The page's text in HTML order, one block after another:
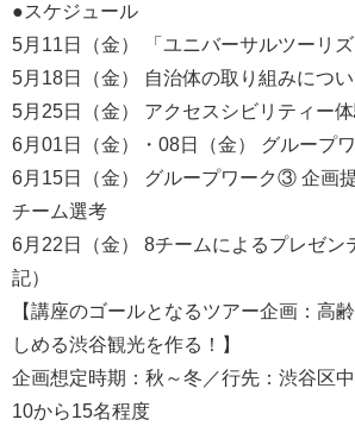
●スケジュール
5月11日（金） 「ユニバーサルツーリ
5月18日（金） 自治体の取り組みについ
5月25日（金） アクセスシビリティー
6月01日（金）・08日（金） グルー
6月15日（金） グループワーク③ 企画
チーム選考
6月22日（金） 8チームによるプレゼン
記）
【講座のゴールとなるツアー企画：高
しめる渋谷観光を作る！】
企画想定時期：秋～冬／行先：渋谷区
10から15名程度